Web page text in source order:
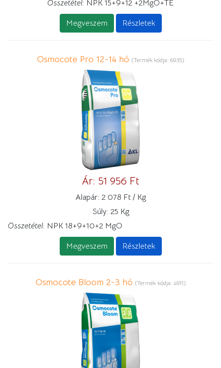
Összetétel: NPK 15+9+12 +2MgO+TE
Megveszem Részletek
Osmocote Pro 12-14 hó (Termék kódja: 6935)
Ár: 51 956 Ft
Alapár: 2 078 Ft / Kg
Súly: 25 Kg
Összetétel: NPK 18+9+10+2 MgO
Megveszem Részletek
Osmocote Bloom 2-3 hó (Termék kódja: 4911)